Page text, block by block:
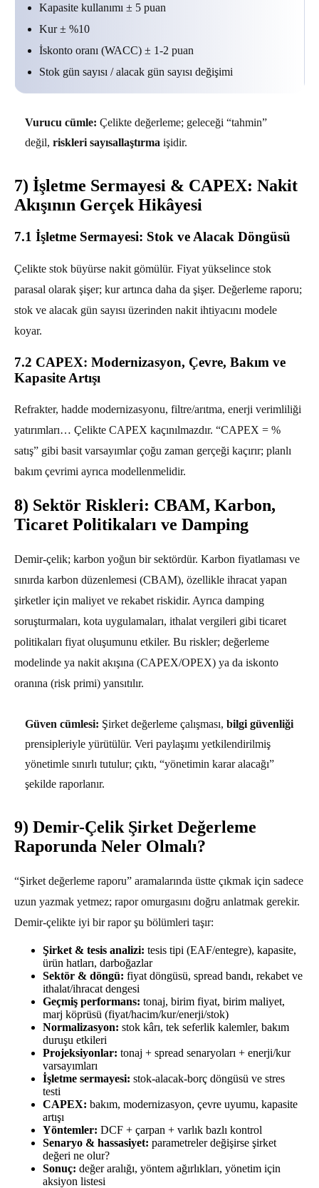
Kapasite kullanımı ± 5 puan
Kur ± %10
İskonto oranı (WACC) ± 1-2 puan
Stok gün sayısı / alacak gün sayısı değişimi
Vurucu cümle: Çelikte değerleme; geleceği “tahmin”
değil, riskleri sayısallaştırma işidir.
7) İşletme Sermayesi & CAPEX: Nakit
Akışının Gerçek Hikâyesi
7.1 İşletme Sermayesi: Stok ve Alacak Döngüsü
Çelikte stok büyürse nakit gömülür. Fiyat yükselince stok
parasal olarak şişer; kur artınca daha da şişer. Değerleme raporu;
stok ve alacak gün sayısı üzerinden nakit ihtiyacını modele
koyar.
7.2 CAPEX: Modernizasyon, Çevre, Bakım ve
Kapasite Artışı
Refrakter, hadde modernizasyonu, filtre/arıtma, enerji verimliliği
yatırımları… Çelikte CAPEX kaçınılmazdır. “CAPEX = %
satış” gibi basit varsayımlar çoğu zaman gerçeği kaçırır; planlı
bakım çevrimi ayrıca modellenmelidir.
8) Sektör Riskleri: CBAM, Karbon,
Ticaret Politikaları ve Damping
Demir-çelik; karbon yoğun bir sektördür. Karbon fiyatlaması ve
sınırda karbon düzenlemesi (CBAM), özellikle ihracat yapan
şirketler için maliyet ve rekabet riskidir. Ayrıca damping
soruşturmaları, kota uygulamaları, ithalat vergileri gibi ticaret
politikaları fiyat oluşumunu etkiler. Bu riskler; değerleme
modelinde ya nakit akışına (CAPEX/OPEX) ya da iskonto
oranına (risk primi) yansıtılır.
Güven cümlesi: Şirket değerleme çalışması, bilgi güvenliği
prensipleriyle yürütülür. Veri paylaşımı yetkilendirilmiş
yönetimle sınırlı tutulur; çıktı, “yönetimin karar alacağı”
şekilde raporlanır.
9) Demir-Çelik Şirket Değerleme
Raporunda Neler Olmalı?
“Şirket değerleme raporu” aramalarında üstte çıkmak için sadece
uzun yazmak yetmez; rapor omurgasını doğru anlatmak gerekir.
Demir-çelikte iyi bir rapor şu bölümleri taşır:
Şirket & tesis analizi: tesis tipi (EAF/entegre), kapasite,
ürün hatları, darboğazlar
Sektör & döngü: fiyat döngüsü, spread bandı, rekabet ve
ithalat/ihracat dengesi
Geçmiş performans: tonaj, birim fiyat, birim maliyet,
marj köprüsü (fiyat/hacim/kur/enerji/stok)
Normalizasyon: stok kârı, tek seferlik kalemler, bakım
duruşu etkileri
Projeksiyonlar: tonaj + spread senaryoları + enerji/kur
varsayımları
İşletme sermayesi: stok-alacak-borç döngüsü ve stres
testi
CAPEX: bakım, modernizasyon, çevre uyumu, kapasite
artışı
Yöntemler: DCF + çarpan + varlık bazlı kontrol
Senaryo & hassasiyet: parametreler değişirse şirket
değeri ne olur?
Sonuç: değer aralığı, yöntem ağırlıkları, yönetim için
aksiyon listesi